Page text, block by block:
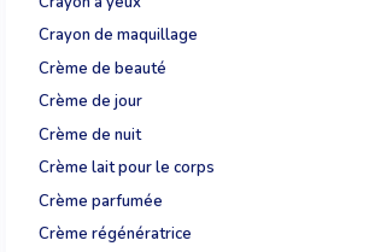
Crayon de maquillage
Crème de beauté
Crème de jour
Crème de nuit
Crème lait pour le corps
Crème parfumée
Crème régénératrice